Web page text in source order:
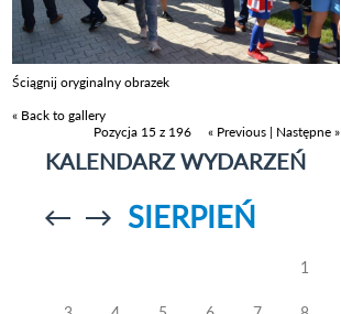
Ściągnij oryginalny obrazek
« Back to gallery
Pozycja 15 z 196
« Previous | Następne »
KALENDARZ WYDARZEŃ
Przejdź doPrzejdź do
SIERPIEŃ
1